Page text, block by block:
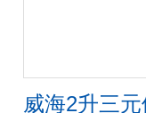
威海2升三